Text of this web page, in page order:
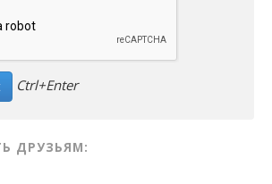
Ctrl+Enter
ДРУЗЬЯМ: